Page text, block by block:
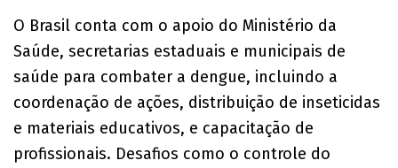
O Brasil conta com o apoio do Ministério da
Saúde, secretarias estaduais e municipais de
saúde para combater a dengue, incluindo a
coordenação de ações, distribuição de inseticidas
e materiais educativos, e capacitação de
profissionais. Desafios como o controle do